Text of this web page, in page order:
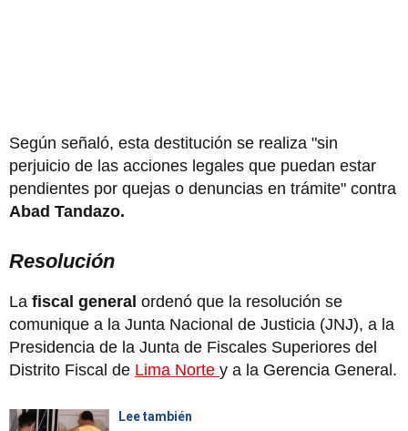
Según señaló, esta destitución se realiza "sin
perjuicio de las acciones legales que puedan estar
pendientes por quejas o denuncias en trámite" contra
Abad Tandazo.
Resolución
La fiscal general ordenó que la resolución se
comunique a la Junta Nacional de Justicia (JNJ), a la
Presidencia de la Junta de Fiscales Superiores del
Distrito Fiscal de Lima Norte y a la Gerencia General.
Lee también